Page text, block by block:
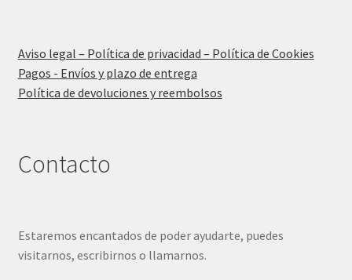
Aviso legal – Política de privacidad – Política de Cookies
Pagos - Envíos y plazo de entrega
Política de devoluciones y reembolsos
Contacto
Estaremos encantados de poder ayudarte, puedes
visitarnos, escribirnos o llamarnos.